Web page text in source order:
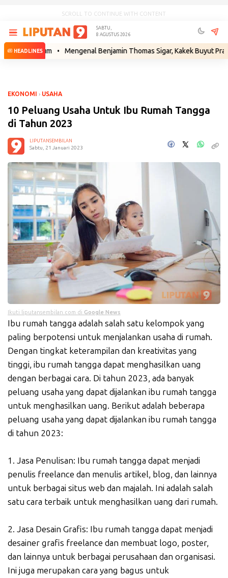
SCROLL TO CONTINUE WITH CONTENT
SABTU,
8 AGUSTUS 2026
HEADLINES
• Mengenal Benjamin Thomas Sigar, Kakek Buyut Prabowo
EKONOMI › USAHA
10 Peluang Usaha Untuk Ibu Rumah Tangga
di Tahun 2023
LIPUTANSEMBILAN
Sabtu, 21 Januari 2023
Ikuti liputansembilan.com di Google News
Ibu rumah tangga adalah salah satu kelompok yang
paling berpotensi untuk menjalankan usaha di rumah.
Dengan tingkat keterampilan dan kreativitas yang
tinggi, ibu rumah tangga dapat menghasilkan uang
dengan berbagai cara. Di tahun 2023, ada banyak
peluang usaha yang dapat dijalankan ibu rumah tangga
untuk menghasilkan uang. Berikut adalah beberapa
peluang usaha yang dapat dijalankan ibu rumah tangga
di tahun 2023:
1. Jasa Penulisan: Ibu rumah tangga dapat menjadi
penulis freelance dan menulis artikel, blog, dan lainnya
untuk berbagai situs web dan majalah. Ini adalah salah
satu cara terbaik untuk menghasilkan uang dari rumah.
2. Jasa Desain Grafis: Ibu rumah tangga dapat menjadi
desainer grafis freelance dan membuat logo, poster,
dan lainnya untuk berbagai perusahaan dan organisasi.
Ini juga merupakan cara yang bagus untuk